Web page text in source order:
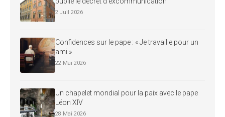
2 Juil 2026
Confidences sur le pape : « Je travaille pour un
ami »
22 Mai 2026
Un chapelet mondial pour la paix avec le pape
Léon XIV
28 Mai 2026